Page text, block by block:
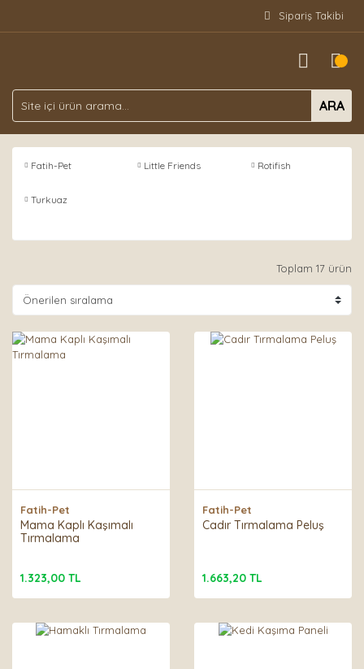
Sipariş Takibi
ARA
Fatih-Pet Little Friends Rotifish
Turkuaz
Toplam 17 ürün
Fatih-Pet
Mama Kaplı Kaşımalı
Tırmalama
1.323,00 TL
Fatih-Pet
Cadır Tırmalama Peluş
1.663,20 TL